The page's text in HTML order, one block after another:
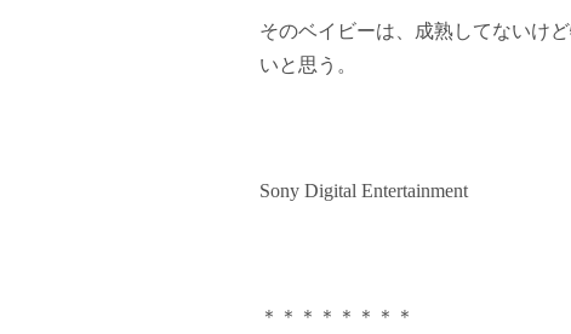
そのベイビーは、成熟してないけ
いと思う。
Sony Digital Entertainment
＊＊＊＊＊＊＊＊